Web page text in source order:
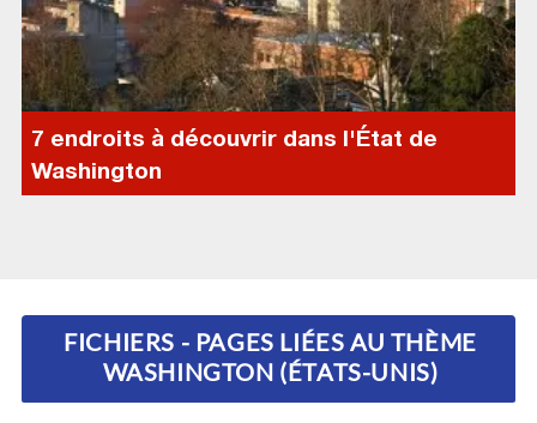
7 endroits à découvrir dans l'État de
Washington
FICHIERS - PAGES LIÉES AU THÈME
WASHINGTON (ÉTATS-UNIS)